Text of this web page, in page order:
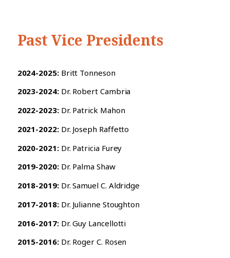
Past Vice Presidents
2024-2025:Britt Tonneson
2023-2024:Dr. Robert Cambria
2022-2023:Dr. Patrick Mahon
2021-2022:Dr. Joseph Raffetto
2020-2021:Dr. Patricia Furey
2019-2020:Dr. Palma Shaw
2018-2019:Dr. Samuel C. Aldridge
2017-2018:Dr. Julianne Stoughton
2016-2017:Dr. Guy Lancellotti
2015-2016:Dr. Roger C. Rosen